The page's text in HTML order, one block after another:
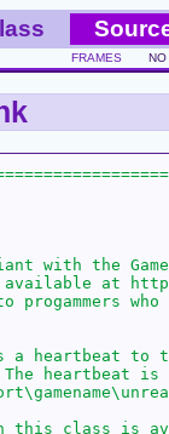
FRAMES NO